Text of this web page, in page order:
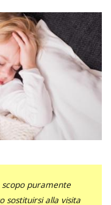
puramente
sostituirsi alla visita